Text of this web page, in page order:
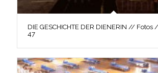
DIE GESCHICHTE DER DIENERIN // Fotos
47